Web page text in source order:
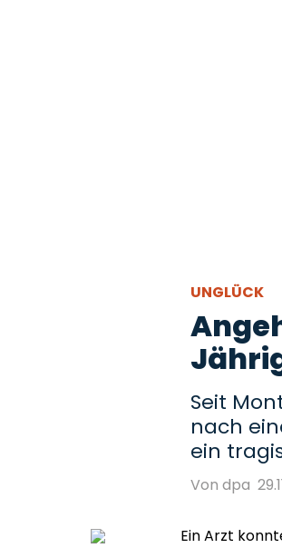
UNGLÜCK
Seit
nach
ein
Von dpa